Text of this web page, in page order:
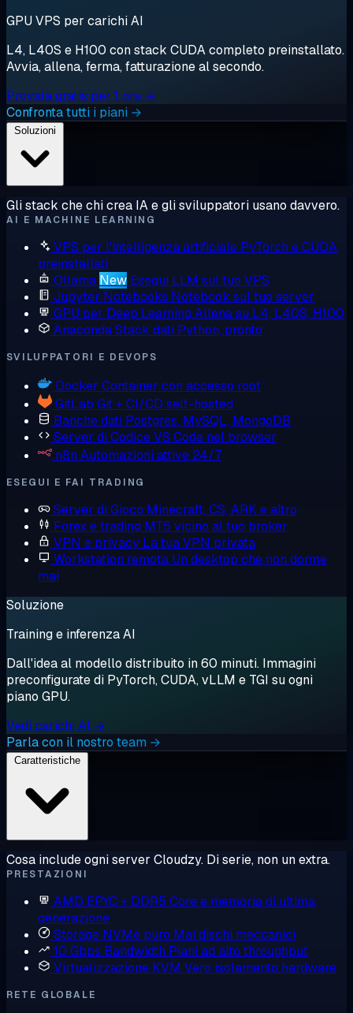
GPU VPS per carichi AI
L4, L40S e H100 con stack CUDA completo preinstallato.
Avvia, allena, ferma, fatturazione al secondo.
Provala gratis per 1 ora →
Confronta tutti i piani →
Gli stack che chi crea IA e gli sviluppatori usano davvero.
AI E MACHINE LEARNING
VPS per l'intelligenza artificiale PyTorch e CUDA
preinstallati
Ollama New Esegui LLM sul tuo VPS
Jupyter Notebooks Notebook sul tuo server
GPU per Deep Learning Allena su L4, L40S, H100
AnacondaStack dati Python, pronto
SVILUPPATORI E DEVOPS
Docker Container con accesso root
GitLab Git + CI/CD self-hosted
Banche dati Postgres, MySQL, MongoDB
Server di CodiceVS Code nel browser
n8n Automazioni attive 24/7
ESEGUI E FAI TRADING
Server di Gioco Minecraft, CS, ARK e altro
Forex e trading MT5 vicino al tuo broker
VPN e privacy La tua VPN privata
Workstation remota Un desktop che non dorme
mai
Soluzione
Training e inferenza AI
Dall'idea al modello distribuito in 60 minuti. Immagini
preconfigurate di PyTorch, CUDA, vLLM e TGI su ogni
piano GPU.
Vedi carichi AI →
Parla con il nostro team →
Cosa include ogni server Cloudzy. Di serie, non un extra.
PRESTAZIONI
AMD EPYC + DDR5 Core e memoria di ultima
generazione
Storage NVMe puro Mai dischi meccanici
10 Gbps Bandwidth Piani ad alto throughput
Virtualizzazione KVM Vero isolamento hardware
RETE GLOBALE